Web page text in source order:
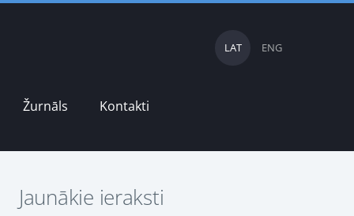
Žurnāls Kontakti
LAT ENG
Jaunākie ieraksti